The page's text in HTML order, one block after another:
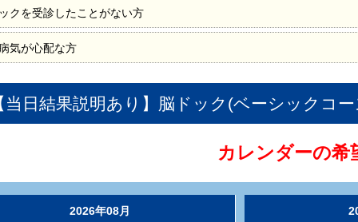
クを受診したことがない方
気が心配な方
当日結果説明あり】脳ドック(ベーシックコ
カレンダーの希
2026年08月